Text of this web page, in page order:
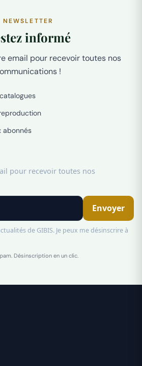
NEWSLETTER
informé
email pour recevoir toutes nos
!
abonnés
pour recevoir toutes nos
Envoyer
de GIBIS. Je peux me désinscrire à
Désinscription en un clic.